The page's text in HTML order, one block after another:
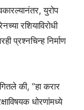
युरोप
रशियाविरोधी
प्रश्नचिन्ह निर्माण
की, “हा करार
धोरणांमध्ये